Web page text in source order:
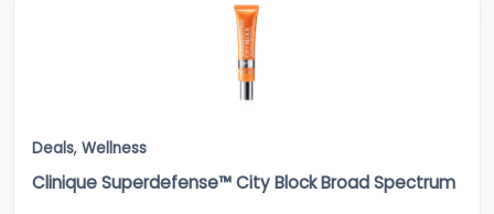
Deals, Wellness
Clinique Superdefense™ City Block Broad Spectrum